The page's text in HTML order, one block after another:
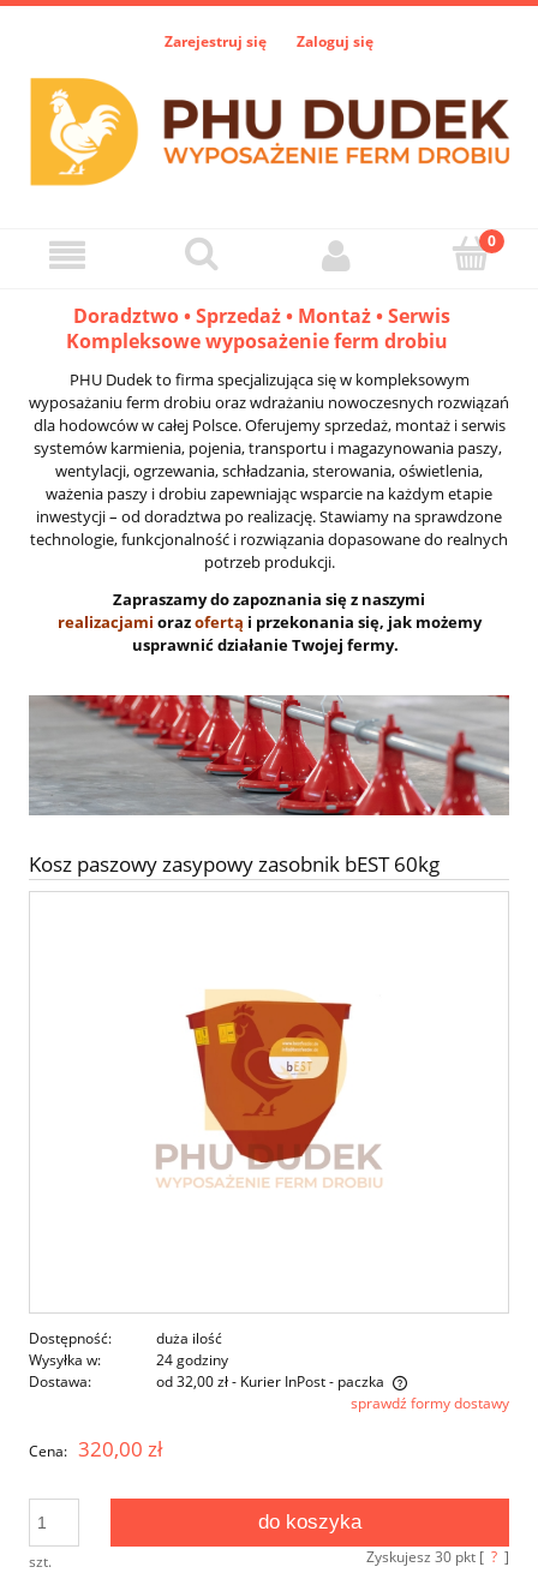
Zarejestruj się Zaloguj się
Doradztwo • Sprzedaż • Montaż • Serwis
Kompleksowe wyposażenie ferm drobiu
PHU Dudek to firma specjalizująca się w kompleksowym
wyposażaniu ferm drobiu oraz wdrażaniu nowoczesnych rozwiązań
dla hodowców w całej Polsce. Oferujemy sprzedaż, montaż i serwis
systemów karmienia, pojenia, transportu i magazynowania paszy,
wentylacji, ogrzewania, schładzania, sterowania, oświetlenia,
ważenia paszy i drobiu zapewniając wsparcie na każdym etapie
inwestycji – od doradztwa po realizację. Stawiamy na sprawdzone
technologie, funkcjonalność i rozwiązania dopasowane do realnych
potrzeb produkcji.
Zapraszamy do zapoznania się z naszymi
realizacjami orazofertą i przekonania się, jak możemy
usprawnić działanie Twojej fermy.
Kosz paszowy zasypowy zasobnik bEST 60kg
Dostępność:
duża ilość
Wysyłka w:
24 godziny
Dostawa:
od 32,00 zł- Kurier InPost - paczka
Cena nie zawiera ewentualnych kosztów płatnościsprawdź formy dostawy
Cena: 320,00 zł
szt.
do koszyka
Zyskujesz 30 pkt [ ? ]